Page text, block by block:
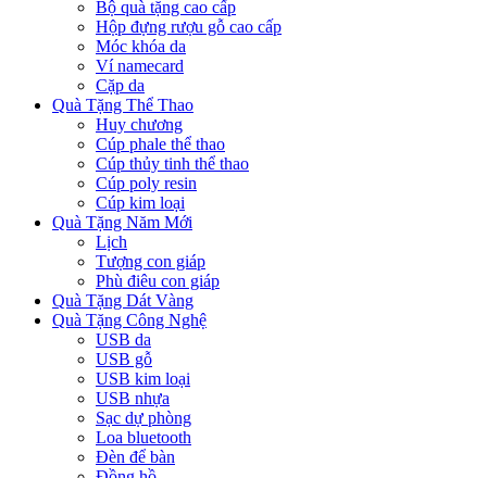
Bộ quà tặng cao cấp
Hộp đựng rượu gỗ cao cấp
Móc khóa da
Ví namecard
Cặp da
Quà Tặng Thể Thao
Huy chương
Cúp phale thể thao
Cúp thủy tinh thể thao
Cúp poly resin
Cúp kim loại
Quà Tặng Năm Mới
Lịch
Tượng con giáp
Phù điêu con giáp
Quà Tặng Dát Vàng
Quà Tặng Công Nghệ
USB da
USB gỗ
USB kim loại
USB nhựa
Sạc dự phòng
Loa bluetooth
Đèn để bàn